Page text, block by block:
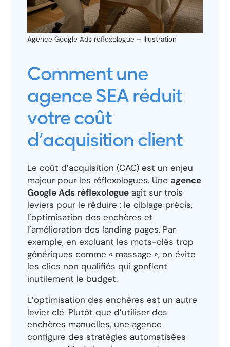
Agence Google Ads réflexologue – illustration
Comment une
agence SEA réduit
votre coût
d’acquisition client
Le coût d’acquisition (CAC) est un enjeu
majeur pour les réflexologues. Une agence
Google Ads réflexologue agit sur trois
leviers pour le réduire : le ciblage précis,
l’optimisation des enchères et
l’amélioration des landing pages. Par
exemple, en excluant les mots-clés trop
génériques comme « massage », on évite
les clics non qualifiés qui gonflent
inutilement le budget.
L’optimisation des enchères est un autre
levier clé. Plutôt que d’utiliser des
enchères manuelles, une agence
configure des stratégies automatisées